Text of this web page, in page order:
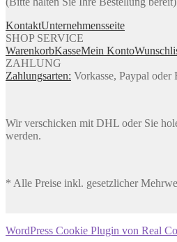
KontaktUnternehmensseite
SHOP SERVICE
WarenkorbKasseMein Konto
ZAHLUNG
Zahlungsarten: Vorkasse, Paypal
Wir verschicken mit DHL oder Sie
werden.
* Alle Preise inkl. gesetzlicher
WordPress Cookie Plugin von Real